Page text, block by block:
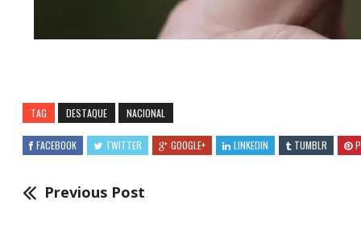
TAG DESTAQUE NACIONAL
FACEBOOK TWITTER GOOGLE+ LINKEDIN TUMBLR
Previous Post